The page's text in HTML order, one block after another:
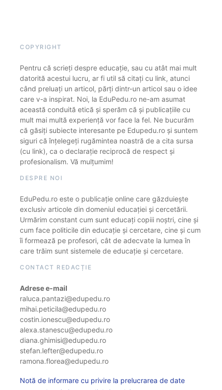
COPYRIGHT
Pentru că scrieți despre educație, sau cu atât mai mult
datorită acestui lucru, ar fi util să citați cu link, atunci
când preluați un articol, părți dintr-un articol sau o idee
care v-a inspirat. Noi, la EduPedu.ro ne-am asumat
această conduită etică și sperăm că și publicațiile cu
mult mai multă experiență vor face la fel. Ne bucurăm
că găsiți subiecte interesante pe Edupedu.ro și suntem
siguri că înțelegeți rugămintea noastră de a cita sursa
(cu link), ca o declarație reciprocă de respect și
profesionalism. Vă mulțumim!
DESPRE NOI
EduPedu.ro este o publicație online care găzduiește
exclusiv articole din domeniul educației și cercetării.
Urmărim constant cum sunt educați copiii noștri, cine și
cum face politicile din educație și cercetare, cine și cum
îi formează pe profesori, cât de adecvate la lumea în
care trăim sunt sistemele de educație și cercetare.
CONTACT REDACȚIE
Adrese e-mail
raluca.pantazi@edupedu.ro
mihai.peticila@edupedu.ro
costin.ionescu@edupedu.ro
alexa.stanescu@edupedu.ro
diana.ghimisi@edupedu.ro
stefan.lefter@edupedu.ro
ramona.florea@edupedu.ro
Notă de informare cu privire la prelucrarea de date